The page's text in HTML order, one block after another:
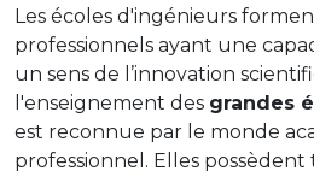
Les écoles d'ingénieurs
professionnels ayant une
un sens de l’innovation
l'enseignement des grandes
est reconnue par le monde
professionnel. Elles